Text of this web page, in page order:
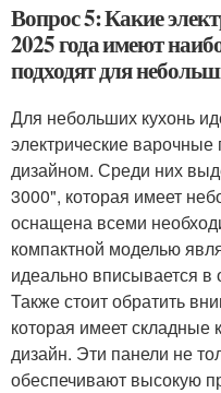
Вопрос 5: Какие
2025 года имеют
подходят для
Для небольших кухонь
электрические
дизайном. Среди них
3000", которая имеет
оснащена всеми
компактной моделью
идеально вписывается в
Также стоит обратить
которая имеет
дизайн. Эти панели не
обеспечивают высокую